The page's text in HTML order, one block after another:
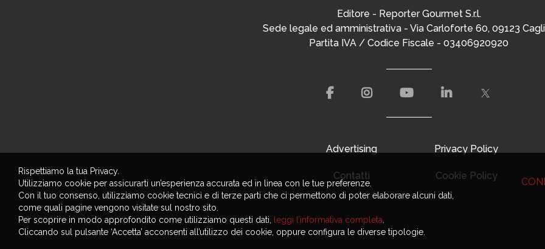
Editore - Reporter Gourmet S.r.l.
Sede legale ed amministrativa - Via Carloforte 60, 09123
Partita IVA / Codice Fiscale - 03406920920
Advertising
Contatti
Privacy Policy
Cookie Policy
Rispettiamo la tua Privacy.
Utilizziamo cookie per assicurarti un’esperienza accurata ed in linea con le tue preferenze.
Con il tuo consenso, utilizziamo cookie tecnici e di terze parti che ci permettono di poter elaborare alcuni dati,
come quali pagine vengono visitate sul nostro sito.
Per scoprire in modo approfondito come utilizziamo questi dati,
leggi l’informativa completa
Cliccando sul pulsante ‘Accetta’ acconsenti all’utilizzo dei cookie, oppure configura le diverse tipologie.